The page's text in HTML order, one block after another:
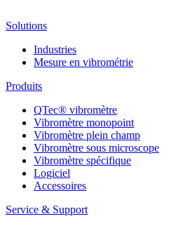
Solutions
Industries
Mesure en vibrométrie
Produits
QTec® vibromètre
Vibromètre monopoint
Vibromètre plein champ
Vibromètre sous microscope
Vibromètre spécifique
Logiciel
Accessoires
Service & Support